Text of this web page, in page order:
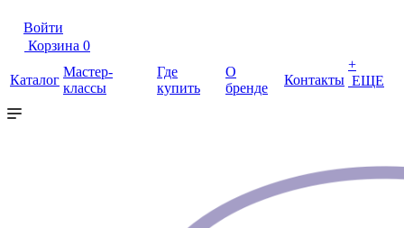
Войти
Корзина 0
Каталог
Мастер-
классы
Где
купить
О
бренде
Контакты
+
ЕЩЕ